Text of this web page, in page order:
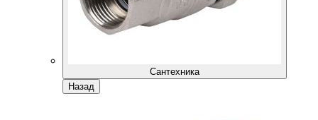
Сантехника
Назад